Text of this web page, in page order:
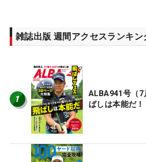
雑誌出版 週間アクセスランキン
1
ALBA941号（7
ばしは本能だ！